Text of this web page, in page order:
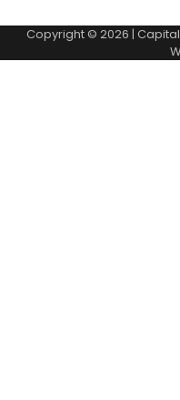
Copyright © 2026 |